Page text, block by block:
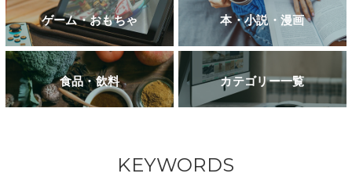
ゲーム・おもちゃ 本・小説・漫画
食品・飲料 カテゴリー一覧
KEYWORDS